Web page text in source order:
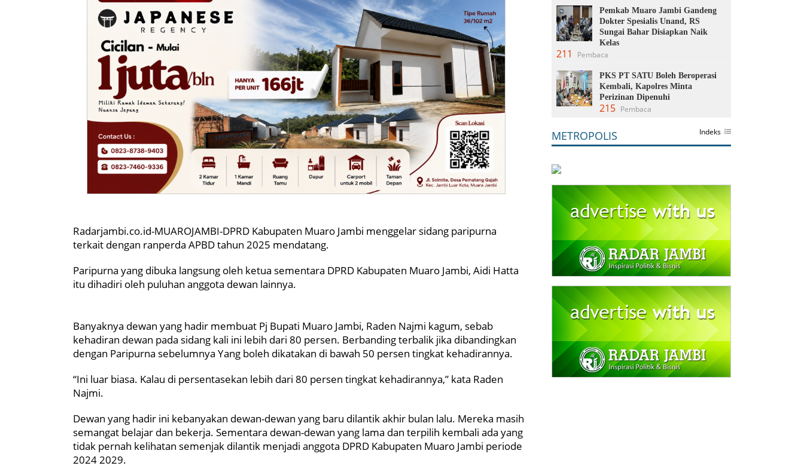
Radarjambi.co.id-MUAROJAMBI-DPRD Kabupaten Muaro Jambi menggelar sidang paripurna
terkait dengan ranperda APBD tahun 2025 mendatang.
Paripurna yang dibuka langsung oleh ketua sementara DPRD Kabupaten Muaro Jambi, Aidi Hatta
itu dihadiri oleh puluhan anggota dewan lainnya.
Banyaknya dewan yang hadir membuat Pj Bupati Muaro Jambi, Raden Najmi kagum, sebab
kehadiran dewan pada sidang kali ini lebih dari 80 persen. Berbanding terbalik jika dibandingkan
dengan Paripurna sebelumnya Yang boleh dikatakan di bawah 50 persen tingkat kehadirannya.
“Ini luar biasa. Kalau di persentasekan lebih dari 80 persen tingkat kehadirannya,” kata Raden
Najmi.
Dewan yang hadir ini kebanyakan dewan-dewan yang baru dilantik akhir bulan lalu. Mereka masih
semangat belajar dan bekerja. Sementara dewan-dewan yang lama dan terpilih kembali ada yang
tidak pernah kelihatan semenjak dilantik menjadi anggota DPRD Kabupaten Muaro Jambi periode
2024 2029.
Pemkab Muaro Jambi Gandeng
Dokter Spesialis Unand, RS
Sungai Bahar Disiapkan Naik
Kelas
211 Pembaca
PKS PT SATU Boleh Beroperasi
Kembali, Kapolres Minta
Perizinan Dipenuhi
215 Pembaca
METROPOLIS Indeks